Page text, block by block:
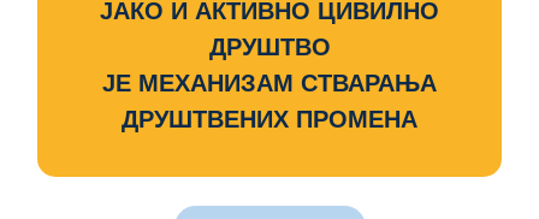
ЈАКО И АКТИВНО ЦИВИЛНО
ДРУШТВО
ЈЕ МЕХАНИЗАМ СТВАРАЊА
ДРУШТВЕНИХ ПРОМЕНА